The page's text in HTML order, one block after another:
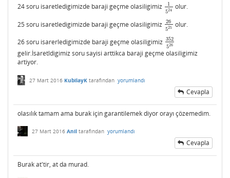
24 soru isaretledigimizde baraji geçme olasiligimiz
1
524
1524olur.
25 soru isaretledigimizde baraji geçme olasiligimiz
26
525
265 25
olur.
26 soru isarerledigimizde baraji geçme olasiligimiz 352
526
352
gelir.İsaretldigimiz soru sayisi arttikca baraji geçme olasiligimiz
artiyor.
27 Mart 2016 KubilayK tarafından yorumlandı
Cevapla
olasılık tamam ama burak için garantilemek diyor orayı çözemedim.
27 Mart 2016 Anil tarafından yorumlandı
Cevapla
Burak at'tir, at da murad.